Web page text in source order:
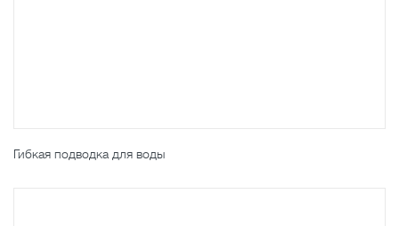
Гибкая подводка для воды